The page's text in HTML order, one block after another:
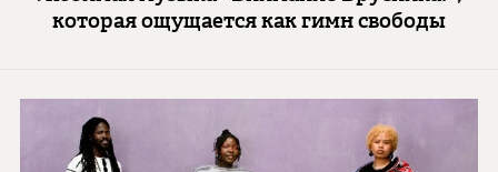
которая ощущается как гимн свободы